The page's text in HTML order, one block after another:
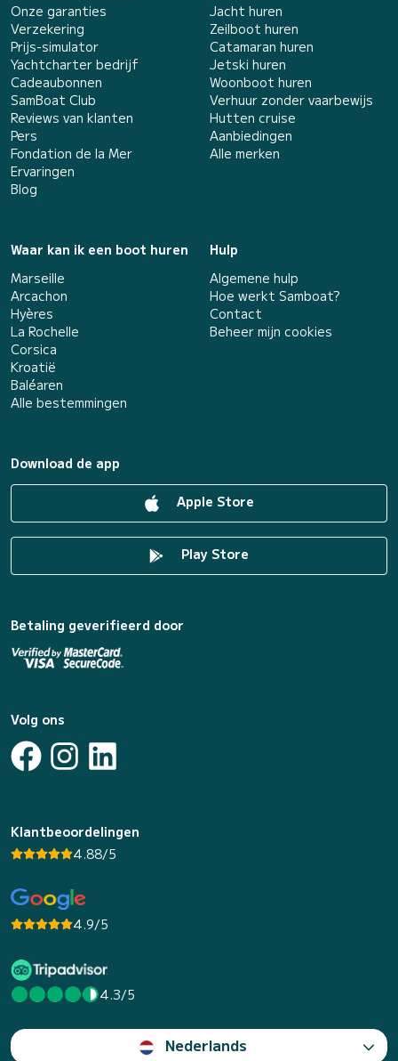
Onze garanties
Verzekering
Prijs-simulator
Yachtcharter bedrijf
Cadeaubonnen
SamBoat Club
Reviews van klanten
Pers
Fondation de la Mer
Ervaringen
Blog
Jacht huren
Zeilboot huren
Catamaran huren
Jetski huren
Woonboot huren
Verhuur zonder vaarbewijs
Hutten cruise
Aanbiedingen
Alle merken
Waar kan ik een boot huren
Marseille
Arcachon
Hyères
La Rochelle
Corsica
Kroatië
Baléaren
Alle bestemmingen
Hulp
Algemene hulp
Hoe werkt Samboat?
Contact
Beheer mijn cookies
Download de app
Apple Store
Play Store
Betaling geverifieerd door
Volg ons
Klantbeoordelingen
4.88/5
4.9/5
4.3/5
Nederlands